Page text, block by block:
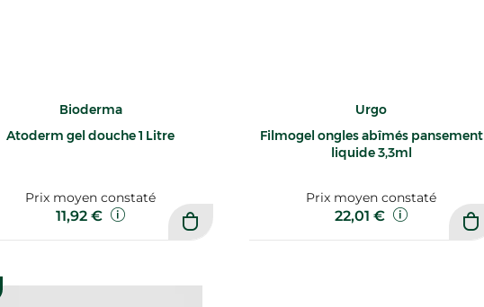
Bioderma
Atoderm gel douche 1 Litre
Prix moyen constaté
11,92 €
Urgo
Filmogel ongles abîmés pansement
liquide 3,3ml
Prix moyen constaté
22,01 €